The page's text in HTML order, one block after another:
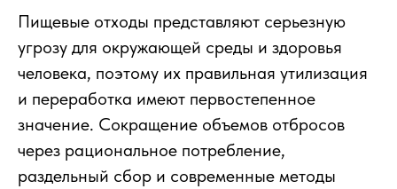
Пищевые отходы представляют серьезную
угрозу для окружающей среды и здоровья
человека, поэтому их правильная утилизация
и переработка имеют первостепенное
значение. Сокращение объемов отбросов
через рациональное потребление,
раздельный сбор и современные методы